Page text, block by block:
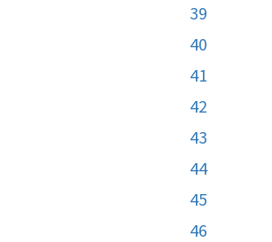
39
40
41
42
43
44
45
46